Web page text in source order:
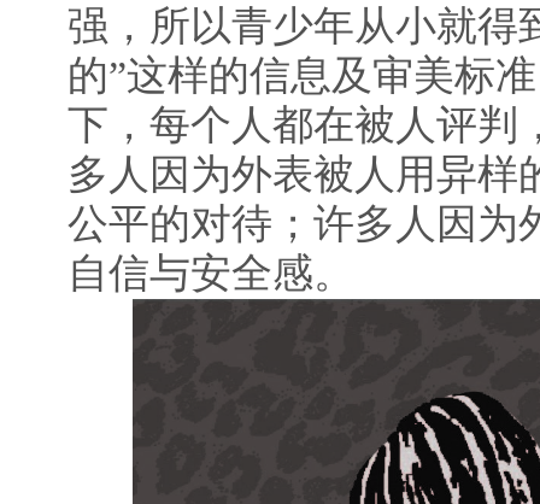
强，所以青少年从小就得
的”这样的信息及审美标
下，每个人都在被人评判
多人因为外表被人用异样
公平的对待；许多人因为
自信与安全感。